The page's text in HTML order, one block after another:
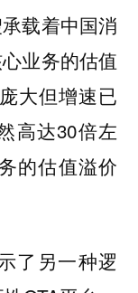
载着中国消
业务的估值
大但增速已
高达30倍左
的估值溢价
了另一种逻